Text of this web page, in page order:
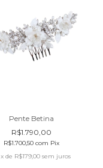
Pente Betina
R$1.790,00
R$1.700,50 com Pix
x de R$179,00 sem juros